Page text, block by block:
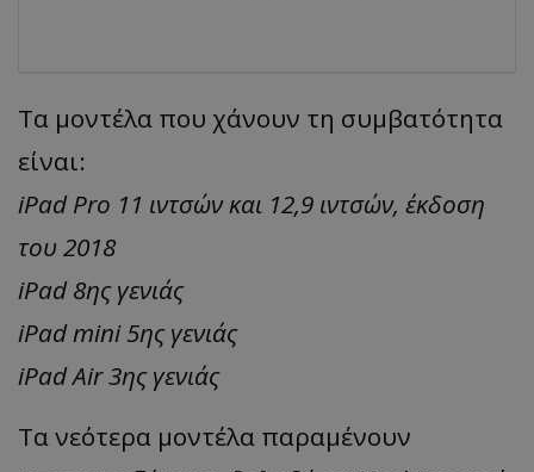
Τα μοντέλα που χάνουν τη συμβατότητα
είναι:
iPad Pro 11 ιντσών και 12,9 ιντσών, έκδοση
του 2018
iPad 8ης γενιάς
iPad mini 5ης γενιάς
iPad Air 3ης γενιάς
Τα νεότερα μοντέλα παραμένουν